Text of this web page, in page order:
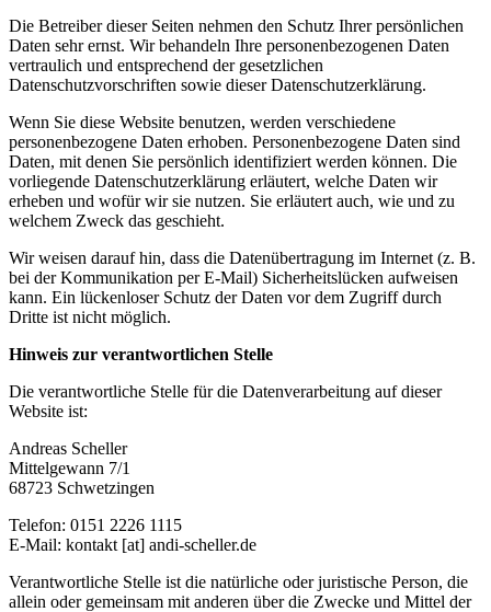
Die Betreiber dieser Seiten nehmen den Schutz Ihrer persönlichen
Daten sehr ernst. Wir behandeln Ihre personenbezogenen Daten
vertraulich und entsprechend der gesetzlichen
Datenschutzvorschriften sowie dieser Datenschutzerklärung.
Wenn Sie diese Website benutzen, werden verschiedene
personenbezogene Daten erhoben. Personenbezogene Daten sind
Daten, mit denen Sie persönlich identifiziert werden können. Die
vorliegende Datenschutzerklärung erläutert, welche Daten wir
erheben und wofür wir sie nutzen. Sie erläutert auch, wie und zu
welchem Zweck das geschieht.
Wir weisen darauf hin, dass die Datenübertragung im Internet (z. B.
bei der Kommunikation per E-Mail) Sicherheitslücken aufweisen
kann. Ein lückenloser Schutz der Daten vor dem Zugriff durch
Dritte ist nicht möglich.
Hinweis zur verantwortlichen Stelle
Die verantwortliche Stelle für die Datenverarbeitung auf dieser
Website ist:
Andreas Scheller
Mittelgewann 7/1
68723 Schwetzingen
Telefon: 0151 2226 1115
E-Mail: kontakt [at] andi-scheller.de
Verantwortliche Stelle ist die natürliche oder juristische Person, die
allein oder gemeinsam mit anderen über die Zwecke und Mittel der